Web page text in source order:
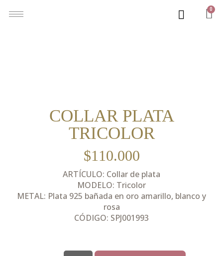
0
COLLAR PLATA
TRICOLOR
$110.000
ARTÍCULO: Collar de plata
MODELO: Tricolor
METAL: Plata 925 bañada en oro amarillo, blanco y
rosa
CÓDIGO: SPJ001993